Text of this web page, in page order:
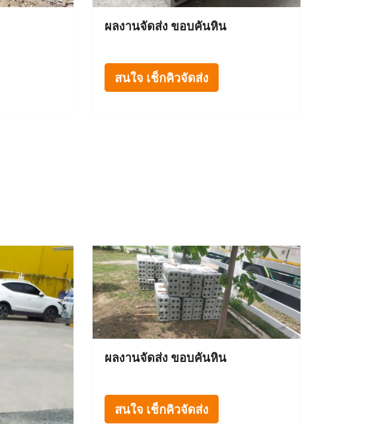
ผลงานจัดส่ง ขอบคันหิน
สนใจ เช็กคิวจัดส่ง
ผลงานจัดส่ง ขอบคันหิน
สนใจ เช็กคิวจัดส่ง